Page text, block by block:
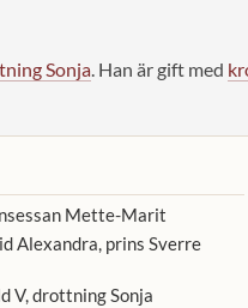
Sonja. Han är gift med
Mette-Marit
Alexandra, prins Sverre
V, drottning Sonja